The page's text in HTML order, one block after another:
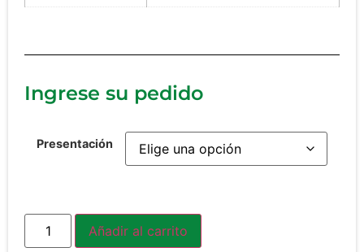
Ingrese su pedido
Presentación
Añadir al carrito